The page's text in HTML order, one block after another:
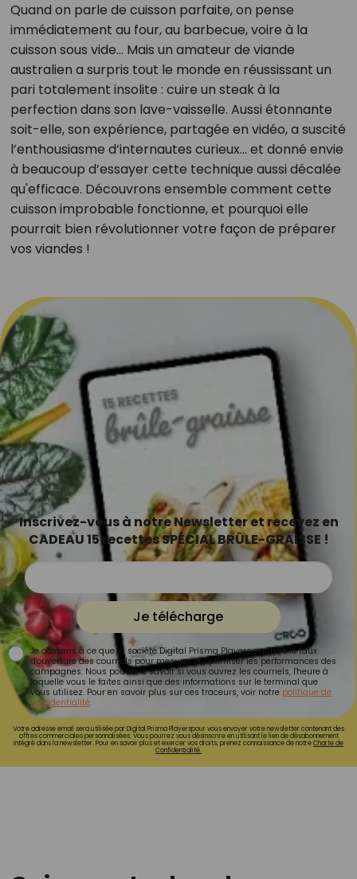
Quand on parle de cuisson parfaite, on pense
immédiatement au four, au barbecue, voire à la
cuisson sous vide... Mais un amateur de viande
australien a surpris tout le monde en réussissant un
pari totalement insolite : cuire un steak à la
perfection dans son lave-vaisselle. Aussi étonnante
soit-elle, son expérience, partagée en vidéo, a suscité
l’enthousiasme d’internautes curieux… et donné envie
à beaucoup d’essayer cette technique aussi décalée
qu'efficace. Découvrons ensemble comment cette
cuisson improbable fonctionne, et pourquoi elle
pourrait bien révolutionner votre façon de préparer
vos viandes !
Inscrivez-vous à notre Newsletter et recevez en
CADEAU 15 recettes SPÉCIAL BRÛLE-GRAISSE !
Je télécharge
Je consens à ce que la société Digital Prisma Players analyse le taux
d'ouverture des courriels pour mesurer et optimiser les performances des
campagnes. Nous pourrons savoir si vous ouvrez les courriels, l'heure à
laquelle vous le faites ainsi que des informations sur le terminal que
vous utilisez. Pour en savoir plus sur ces traceurs, voir notre politique de
confidentialité.
Votre adresse email sera utilisée par Digital Prisma Playerspour vous envoyer votre newsletter contenant des
offres commerciales personnalisées. Vous pourrez vous désinscrire en utilisant le lien de désabonnement
intégré dans la newsletter. Pour en savoir plus et exercer vos droits, prenez connaissance de notreCharte de
Confidentialité.